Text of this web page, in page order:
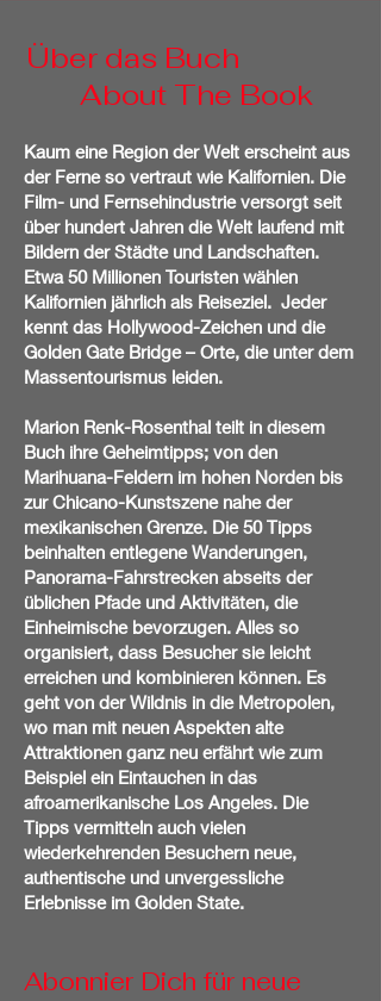
​Über das Buch
About The Book
Kaum eine Region der Welt erscheint aus
der Ferne so vertraut wie Kalifornien. Die
Film- und Fernsehindustrie versorgt seit
über hundert Jahren die Welt laufend mit
Bildern der Städte und Landschaften.
Etwa 50 Millionen Touristen wählen
Kalifornien jährlich als Reiseziel. Jeder
kennt das Hollywood-Zeichen und die
Golden Gate Bridge – Orte, die unter dem
Massentourismus leiden.
Marion Renk-Rosenthal teilt in diesem
Buch ihre Geheimtipps; von den
Marihuana-Feldern im hohen Norden bis
zur Chicano-Kunstszene nahe der
mexikanischen Grenze. Die 50 Tipps
beinhalten entlegene Wanderungen,
Panorama-Fahrstrecken abseits der
üblichen Pfade und Aktivitäten, die
Einheimische bevorzugen. Alles so
organisiert, dass Besucher sie leicht
erreichen und kombinieren können. Es
geht von der Wildnis in die Metropolen,
wo man mit neuen Aspekten alte
Attraktionen ganz neu erfährt wie zum
Beispiel ein Eintauchen in das
afroamerikanische Los Angeles. Die
Tipps vermitteln auch vielen
wiederkehrenden Besuchern neue,
authentische und unvergessliche
Erlebnisse im Golden State.
Abonnier Dich für neue